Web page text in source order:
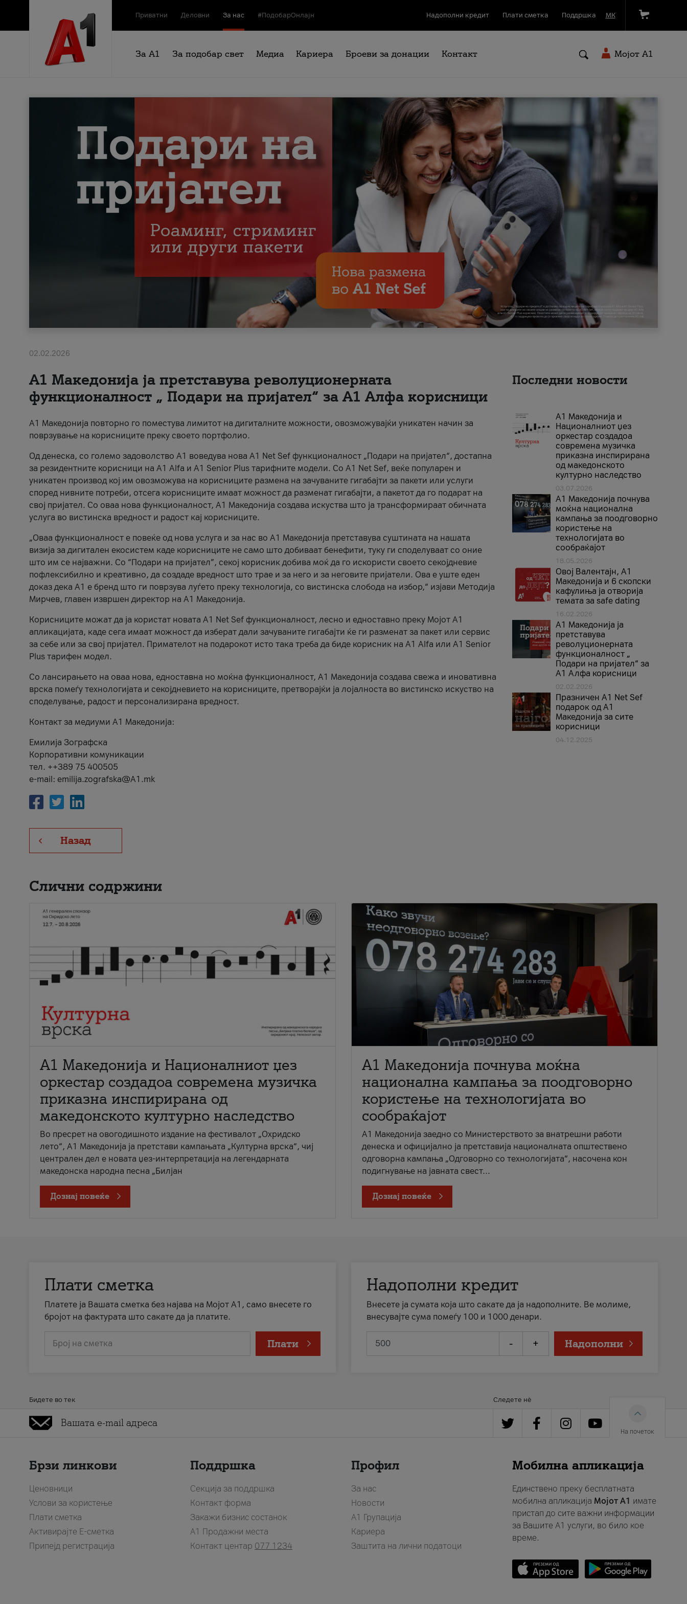
Приватни Деловни За нас #ПодобарОнлајн Надополни кредит Плати сметка Поддршка МК
За А1 За подобар свет Медиа Кариера Броеви за донации Контакт Мојот A1
02.02.2026
А1 Македонија ја претставува револуционерната
функционалност „ Подари на пријател“ за А1 Алфа корисници
А1 Македонија повторно го поместува лимитот на дигиталните можности, овозможувајќи уникатен начин за
поврзување на корисниците преку своето портфолио.
Од денеска, со големо задоволство А1 воведува нова A1 Net Sef функционалност „Подари на пријател“, достапна
за резидентните корисници на А1 Alfa и A1 Senior Plus тарифните модели. Со A1 Net Sef, веќе популарен и
уникатен производ кој им овозможува на корисниците размена на зачуваните гигабајти за пакети или услуги
според нивните потреби, отсега корисниците имаат можност да разменат гигабајти, а пакетот да го подарат на
свој пријател. Со оваа нова функционалност, А1 Македонија создава искуства што ја трансформираат обичната
услуга во вистинска вредност и радост кај корисниците.
„Оваа функционалност е повеќе од нова услуга и за нас во А1 Македонија претставува суштината на нашата
визија за дигитален екосистем каде корисниците не само што добиваат бенефити, туку ги споделуваат со оние
што им се најважни. Со “Подари на пријател”, секој корисник добива моќ да го искористи своето секојдневие
пофлексибилно и креативно, да создаде вредност што трае и за него и за неговите пријатели. Ова е уште еден
доказ дека А1 е бренд што ги поврзува луѓето преку технологија, со вистинска слобода на избор,“ изјави Методија
Мирчев, главен извршен директор на А1 Македонија.
Корисниците можат да ја користат новата А1 Net Sef функционалност, лесно и едноставно преку Мојот А1
апликацијата, каде сега имаат можност да изберат дали зачуваните гигабајти ќе ги разменат за пакет или сервис
за себе или за свој пријател. Примателот на подарокот исто така треба да биде корисник на А1 Alfa или A1 Senior
Plus тарифен модел.
Со лансирањето на оваа нова, едноставна но моќна функционалност, А1 Македонија создава свежа и иновативна
врска помеѓу технологијата и секојдневието на корисниците, претворајќи ја лојалноста во вистинско искуство на
споделување, радост и персонализирана вредност.
Контакт за медиуми А1 Македонија:
Емилија Зографска
Корпоративни комуникации
тел. ++389 75 400505
e-mail: emilija.zografska@A1.mk
Назад
Последни новости
А1 Македонија и
Националниот џез
оркестар создадоа
современа музичка
приказна инспирирана
од македонското
културно наследство
03.07.2026
A1 Македонија почнува
моќна национална
кампања за поодговорно
користење на
технологијата во
сообраќајот
18.05.2026
Овој Валентајн, A1
Македонија и 6 скопски
кафулиња ја отворија
темата за safe dating
16.02.2026
А1 Македонија ја
претставува
револуционерната
функционалност „
Подари на пријател“ за
А1 Алфа корисници
02.02.2026
Празничен A1 Net Sеf
подарок од А1
Македонија за сите
корисници
04.12.2025
Слични содржини
А1 Македонија и Националниот џез
оркестар создадоа современа музичка
приказна инспирирана од
македонското културно наследство
Во пресрет на овогодишното издание на фестивалот „Охридско
лето“, А1 Македонија ја претстави кампањата „Културна врска“, чиј
централен дел е новата џез-интерпретација на легендарната
македонска народна песна „Билјан
Дознај повеќе
A1 Македонија почнува моќна
национална кампања за поодговорно
користење на технологијата во
сообраќајот
A1 Македонија заедно со Министерството за внатрешни работи
денеска и официјално ја претставија националната општествено
одговорна кампања „Одговорно со технологијата“, насочена кон
подигнување на јавната свест...
Дознај повеќе
Плати сметка
Платете ја Вашата сметка без најава на Мојот А1, само внесете го
бројот на фактурата што сакате да ја платите.
Број на сметка Плати
Надополни кредит
Внесете ја сумата која што сакате да ја надополните. Ве молиме,
внесувајте сума помеѓу 100 и 1000 денари.
- + Надополни
Бидете во тек Следете нè
На почеток
Брзи линкови
Ценовници
Услови за користење
Плати сметка
Активирајте Е-сметка
Припејд регистрација
Поддршка
Секција за поддршка
Контакт форма
Закажи бизнис состанок
A1 Продажни места
Контакт центар 077 1234
Профил
За нас
Новости
А1 Групација
Кариера
Заштита на лични податоци
Мобилна апликација
Единствено преку бесплатната
мобилна апликација Мојот A1 имате
пристап до сите важни информации
за Вашите A1 услуги, во било кое
време.